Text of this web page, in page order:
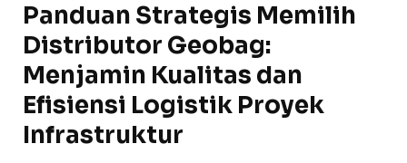
Panduan Strategis Memilih
Distributor Geobag:
Menjamin Kualitas dan
Efisiensi Logistik Proyek
Infrastruktur